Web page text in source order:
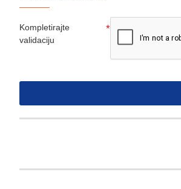
Kompletirajte
validaciju